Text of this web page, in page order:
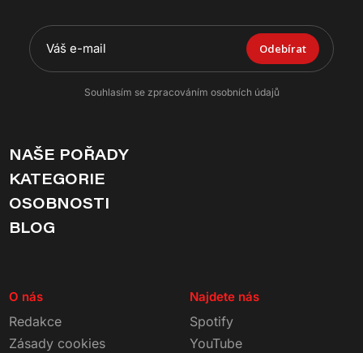
Odebírat
Souhlasím se zpracováním osobních údajů
NAŠE POŘADY
KATEGORIE
OSOBNOSTI
BLOG
O nás
Redakce
Zásady cookies
Najdete nás
Spotify
YouTube